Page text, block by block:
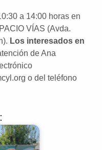
a 14:00 horas en
VÍAS (Avda.
Los interesados en
de Ana
o del teléfono